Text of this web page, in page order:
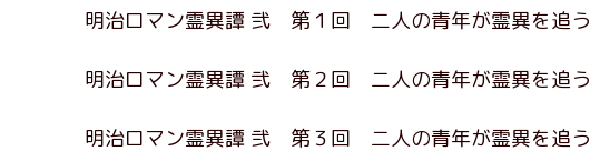
明治ロマン霊異譚 弐 第１回 二人の青年が霊異を追う
明治ロマン霊異譚 弐 第２回 二人の青年が霊異を追う
明治ロマン霊異譚 弐 第３回 二人の青年が霊異を追う